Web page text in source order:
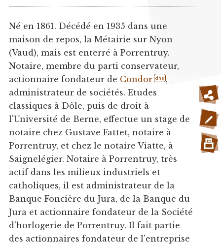
Né en 1861. Décédé en 1935 dans une
maison de repos, la Métairie sur Nyon
(Vaud), mais est enterré à Porrentruy.
Notaire, membre du parti conservateur,
actionnaire fondateur de Condor dhs ,
administrateur de sociétés. Etudes
classiques à Dôle, puis de droit à
l'Université de Berne, effectue un stage de
notaire chez Gustave Fattet, notaire à
Porrentruy, et chez le notaire Viatte, à
Saignelégier. Notaire à Porrentruy, très
actif dans les milieux industriels et
catholiques, il est administrateur de la
Banque Foncière du Jura, de la Banque du
Jura et actionnaire fondateur de la Société
d'horlogerie de Porrentruy. Il fait partie
des actionnaires fondateur de l'entreprise